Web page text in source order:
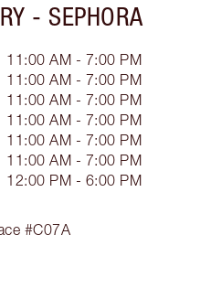
- SEPHORA
#C07A
11:00 AM - 7:00 PM
11:00 AM - 7:00 PM
11:00 AM - 7:00 PM
11:00 AM - 7:00 PM
11:00 AM - 7:00 PM
11:00 AM - 7:00 PM
12:00 PM - 6:00 PM